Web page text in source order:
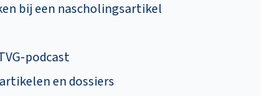
bij een nascholingsartikel
podcast
en dossiers